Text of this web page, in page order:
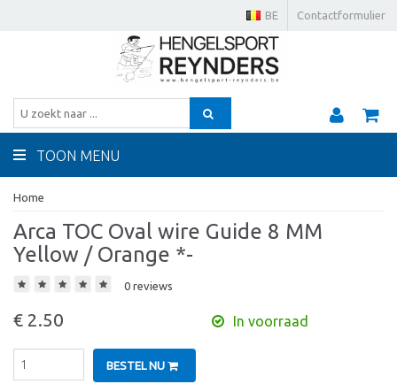
Contactformulier
BE
TOON MENU
Home
Arca TOC Oval wire Guide 8 MM
Yellow / Orange *-
0 reviews
€ 2.50 In voorraad
BESTEL NU